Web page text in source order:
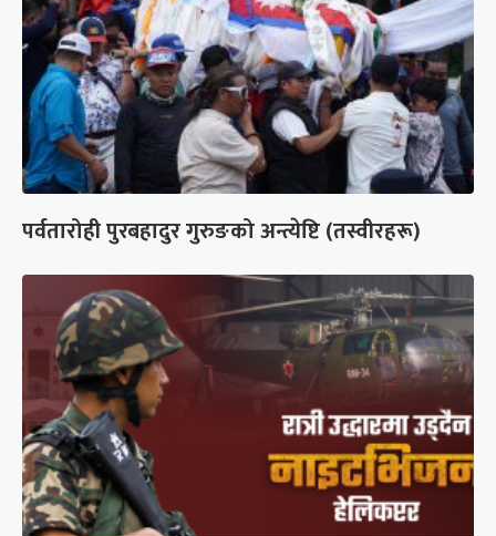
पर्वतारोही पुरबहादुर गुरुङको अन्त्येष्टि (तस्वीरहरू)